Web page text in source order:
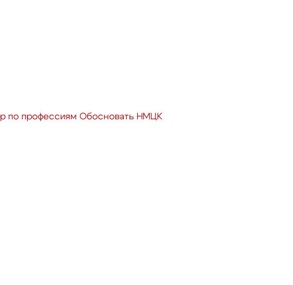
по профессиям Обосновать НМЦК